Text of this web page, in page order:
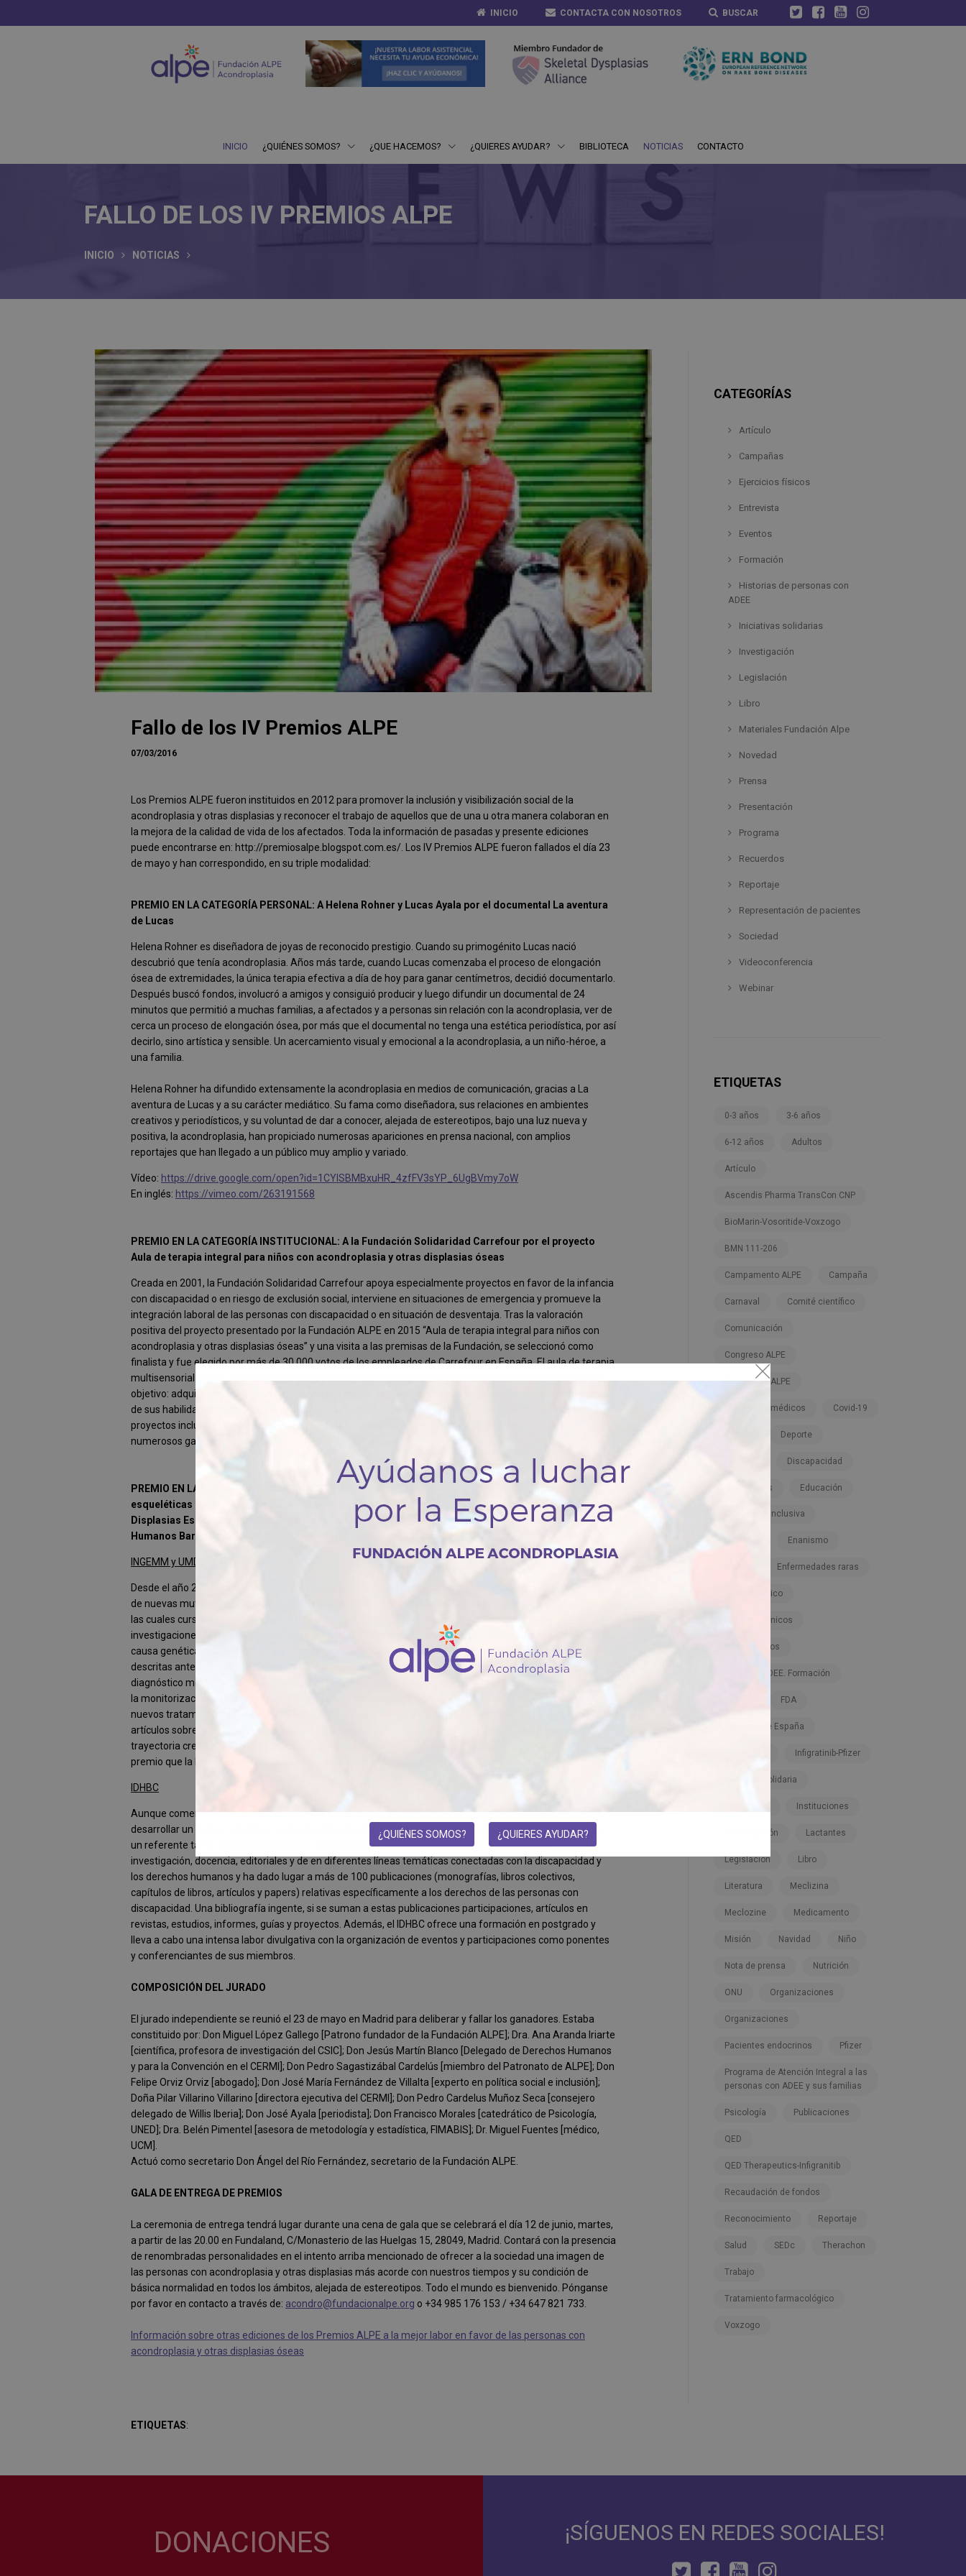
INICIO CONTACTA CON NOSOTROS BUSCAR
INICIO ¿QUIÉNES SOMOS? ¿QUE HACEMOS? ¿QUIERES AYUDAR? BIBLIOTECA NOTICIAS CONTACTO
FALLO DE LOS IV PREMIOS ALPE
INICIO NOTICIAS
Fallo de los IV Premios ALPE
07/03/2016
Los Premios ALPE fueron instituidos en 2012 para promover la inclusión y visibilización social de la
acondroplasia y otras displasias y reconocer el trabajo de aquellos que de una u otra manera colaboran en
la mejora de la calidad de vida de los afectados. Toda la información de pasadas y presente ediciones
puede encontrarse en: http://premiosalpe.blogspot.com.es/. Los IV Premios ALPE fueron fallados el día 23
de mayo y han correspondido, en su triple modalidad:
PREMIO EN LA CATEGORÍA PERSONAL: A Helena Rohner y Lucas Ayala por el documental La aventura
de Lucas
Helena Rohner es diseñadora de joyas de reconocido prestigio. Cuando su primogénito Lucas nació
descubrió que tenía acondroplasia. Años más tarde, cuando Lucas comenzaba el proceso de elongación
ósea de extremidades, la única terapia efectiva a día de hoy para ganar centímetros, decidió documentarlo.
Después buscó fondos, involucró a amigos y consiguió producir y luego difundir un documental de 24
minutos que permitió a muchas familias, a afectados y a personas sin relación con la acondroplasia, ver de
cerca un proceso de elongación ósea, por más que el documental no tenga una estética periodística, por así
decirlo, sino artística y sensible. Un acercamiento visual y emocional a la acondroplasia, a un niño-héroe, a
una familia.
Helena Rohner ha difundido extensamente la acondroplasia en medios de comunicación, gracias a La
aventura de Lucas y a su carácter mediático. Su fama como diseñadora, sus relaciones en ambientes
creativos y periodísticos, y su voluntad de dar a conocer, alejada de estereotipos, bajo una luz nueva y
positiva, la acondroplasia, han propiciado numerosas apariciones en prensa nacional, con amplios
reportajes que han llegado a un público muy amplio y variado.
Vídeo: https://drive.google.com/open?id=1CYlSBMBxuHR_4zfFV3sYP_6UgBVmy7oW
En inglés: https://vimeo.com/263191568
PREMIO EN LA CATEGORÍA INSTITUCIONAL: A la Fundación Solidaridad Carrefour por el proyecto
Aula de terapia integral para niños con acondroplasia y otras displasias óseas
Creada en 2001, la Fundación Solidaridad Carrefour apoya especialmente proyectos en favor de la infancia
con discapacidad o en riesgo de exclusión social, interviene en situaciones de emergencia y promueve la
integración laboral de las personas con discapacidad o en situación de desventaja. Tras la valoración
positiva del proyecto presentado por la Fundación ALPE en 2015 “Aula de terapia integral para niños con
acondroplasia y otras displasias óseas” y una visita a las premisas de la Fundación, se seleccionó como
finalista y fue elegido por más de 30.000 votos de los empleados de Carrefour en España. El aula de terapia
multisensorial ofrece a los niños la oportunidad de estar expuestos a estímulos controlados con un doble
objetivo: adquirir una serie de aprendizajes por medio del descubrimiento y desarrollar el máximo potencial
de sus habilidades escolares, sociales e intelectuales. El aula de terapia integral es tan sólo uno de los
proyectos inclusivos financiados por la Fundación Carrefour, cuyo mérito ha sido reconocido con
numerosos galardones.
PREMIO EN LA CATEGORÍA INVESTIGACIÓN:
Ex aequo al Grupo de investigación de displasias
esqueléticas del Instituto de Genética Médica y Molecular (INGEMM) y la Unidad Multidisciplinar de
Displasias Esqueléticas (UMDE) del Hospital Universitario La Paz; y al Instituto de Derechos
Humanos Bartolomé de las Casas (IDHBC) de la Universidad Carlos III
INGEMM y UMDE
Desde el año 2004 la investigación del IGEMM y UMDE se ha enfocado en la identificación y caracterización
de nuevas mutaciones, genes y regiones del genoma implicadas en las displasias esqueléticas, muchas de
las cuales cursan con talla baja y a entender por qué las mismas causan la enfermedad. Estas
investigaciones les han permitido estudiar más de mil individuos con displasias esqueléticas e identificar la
causa genética subyacente en el 53% de los casos analizados, incluyendo casos con displasias muy raras,
descritas anteriormente en no más de 1 o 2 casos en el mundo. Han mejorado la tasa de éxito del
diagnóstico molecular, incrementándola hasta un 53% en estas patologías, lo que ha contribuido a mejorar
la monitorización de los pacientes y la posibilidad de conseguir tratamiento en algunos casos, buscar
nuevos tratamientos y favorecer el consejo genético a las familias. El grupo ha publicado más de 40
artículos sobre la genética y biología molecular de displasias esqueléticas en revistas internacionales. Su
trayectoria creciente y su implicación con las organizaciones de pacientes validan este merecidísimo
premio que la Fundación ALPE se siente orgullosa de entregar.
IDHBC
Aunque comenzó a funcionar como centro universitario en 1990, fue en 2003 cuando el IDHBC comenzó a
desarrollar un trabajo prioritario sobre Igualdad, No Discriminación y Discapacidad que lo ha convertido en
un referente tanto a nivel nacional como internacional. El instituto ha realizado actividades de
investigación, docencia, editoriales y de en diferentes líneas temáticas conectadas con la discapacidad y
los derechos humanos y ha dado lugar a más de 100 publicaciones (monografías, libros colectivos,
capítulos de libros, artículos y papers) relativas específicamente a los derechos de las personas con
discapacidad. Una bibliografía ingente, si se suman a estas publicaciones participaciones, artículos en
revistas, estudios, informes, guías y proyectos. Además, el IDHBC ofrece una formación en postgrado y
lleva a cabo una intensa labor divulgativa con la organización de eventos y participaciones como ponentes
y conferenciantes de sus miembros.
COMPOSICIÓN DEL JURADO
El jurado independiente se reunió el 23 de mayo en Madrid para deliberar y fallar los ganadores. Estaba
constituido por: Don Miguel López Gallego [Patrono fundador de la Fundación ALPE]; Dra. Ana Aranda Iriarte
[científica, profesora de investigación del CSIC]; Don Jesús Martín Blanco [Delegado de Derechos Humanos
y para la Convención en el CERMI]; Don Pedro Sagastizábal Cardelús [miembro del Patronato de ALPE]; Don
Felipe Orviz Orviz [abogado]; Don José María Fernández de Villalta [experto en política social e inclusión];
Doña Pilar Villarino Villarino [directora ejecutiva del CERMI]; Don Pedro Cardelus Muñoz Seca [consejero
delegado de Willis Iberia]; Don José Ayala [periodista]; Don Francisco Morales [catedrático de Psicología,
UNED]; Dra. Belén Pimentel [asesora de metodología y estadística, FIMABIS]; Dr. Miguel Fuentes [médico,
UCM].
Actuó como secretario Don Ángel del Río Fernández, secretario de la Fundación ALPE.
GALA DE ENTREGA DE PREMIOS
La ceremonia de entrega tendrá lugar durante una cena de gala que se celebrará el día 12 de junio, martes,
a partir de las 20.00 en Fundaland, C/Monasterio de las Huelgas 15, 28049, Madrid. Contará con la presencia
de renombradas personalidades en el intento arriba mencionado de ofrecer a la sociedad una imagen de
las personas con acondroplasia y otras displasias más acorde con nuestros tiempos y su condición de
básica normalidad en todos los ámbitos, alejada de estereotipos. Todo el mundo es bienvenido. Pónganse
por favor en contacto a través de: acondro@fundacionalpe.org o +34 985 176 153 / +34 647 821 733.
Información sobre otras ediciones de los Premios ALPE a la mejor labor en favor de las personas con
acondroplasia y otras displasias óseas
ETIQUETAS:
CATEGORÍAS
Artículo
Campañas
Ejercicios físicos
Entrevista
Eventos
Formación
Historias de personas con
ADEE
Iniciativas solidarias
Investigación
Legislación
Libro
Materiales Fundación Alpe
Novedad
Prensa
Presentación
Programa
Recuerdos
Reportaje
Representación de pacientes
Sociedad
Videoconferencia
Webinar
ETIQUETAS
0-3 años 3-6 años
6-12 años Adultos
Artículo
Ascendis Pharma TransCon CNP
BioMarin-Vosoritide-Voxzogo
BMN 111-206
Campamento ALPE Campaña
Carnaval Comité científico
Comunicación
Congreso ALPE
Congresos ALPE
Congresos médicos Covid-19
Deporte
Discapacidad
Donaciones Educación
Educación inclusiva
Enanismo
Enfermedades raras
Ensayo clínico
Ensayos clínicos
Espectáculos
Expertos ADEE. Formación
FDA
Gobierno de España
Infigratinib-Pfizer
Iniciativa solidaria
Instituciones
Investigación Lactantes
Legislación Libro
Literatura Meclizina
Meclozine Medicamento
Misión Navidad Niño
Nota de prensa Nutrición
ONU Organizaciones
Organizaciones
Pacientes endocrinos Pfizer
Programa de Atención Integral a las
personas con ADEE y sus familias
Psicología Publicaciones
QED
QED Therapeutics-Infigranitib
Recaudación de fondos
Reconocimiento Reportaje
Salud SEDc Therachon
Trabajo
Tratamiento farmacológico
Voxzogo
DONACIONES ¡SÍGUENOS EN REDES SOCIALES!
¿QUIÉNES SOMOS? ¿QUIERES AYUDAR?